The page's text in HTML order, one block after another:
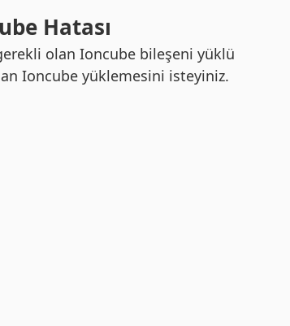
Hatası
olan Ioncube bileşeni yüklü
Ioncube yüklemesini isteyiniz.